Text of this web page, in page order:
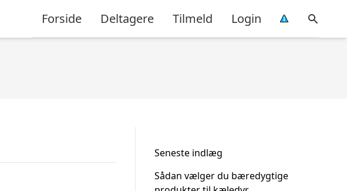
Forside Deltagere Tilmeld Login
Seneste indlæg
Sådan vælger du bæredygtige